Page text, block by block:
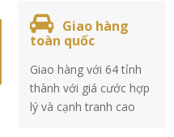
Giao hàng
toàn quốc
Giao hàng với 64 tỉnh
thành với giá cước hợp
lý và cạnh tranh cao